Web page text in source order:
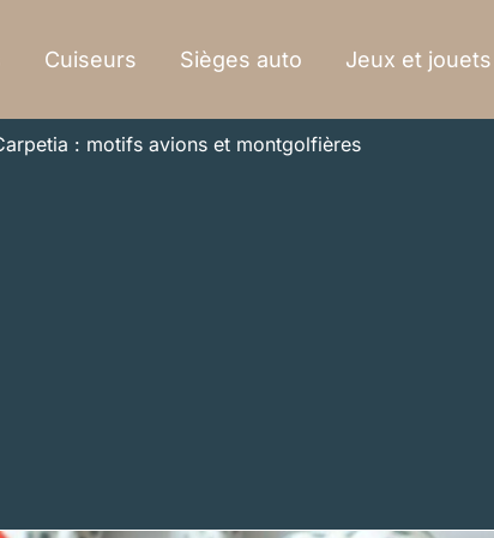
Cuiseurs Sièges auto Jeux et jouets
: motifs avions et montgolfières